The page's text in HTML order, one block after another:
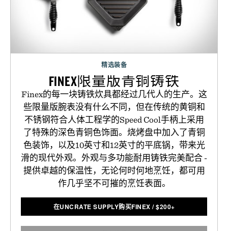
精选装备
FINEX限量版青铜铸铁
Finex的每一块铸铁炊具都经过几代人的生产。这
些限量版腕表没有什么不同，但在传统的黄铜和
不锈钢符合人体工程学的Speed Cool手柄上采用
了特殊的深色青铜色饰面。烧烤盘中加入了青铜
色装饰，以及10英寸和12英寸的平底锅，带来光
滑的现代外观。外观与多功能耐用铸铁完美配合 -
提供卓越的保温性，无论何时何地烹饪，都可用
作几乎坚不可摧的烹饪表面。
在UNCRATE SUPPLY购买FINEX /$200+